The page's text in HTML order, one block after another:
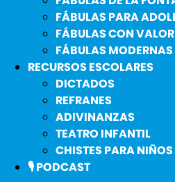
FÁBULAS PARA
FÁBULAS CON
FÁBULAS MODERNAS
RECURSOS ESCOLARES
DICTADOS
REFRANES
ADIVINANZAS
TEATRO INFANTIL
CHISTES PARA NIÑOS
🎙️ PODCAST